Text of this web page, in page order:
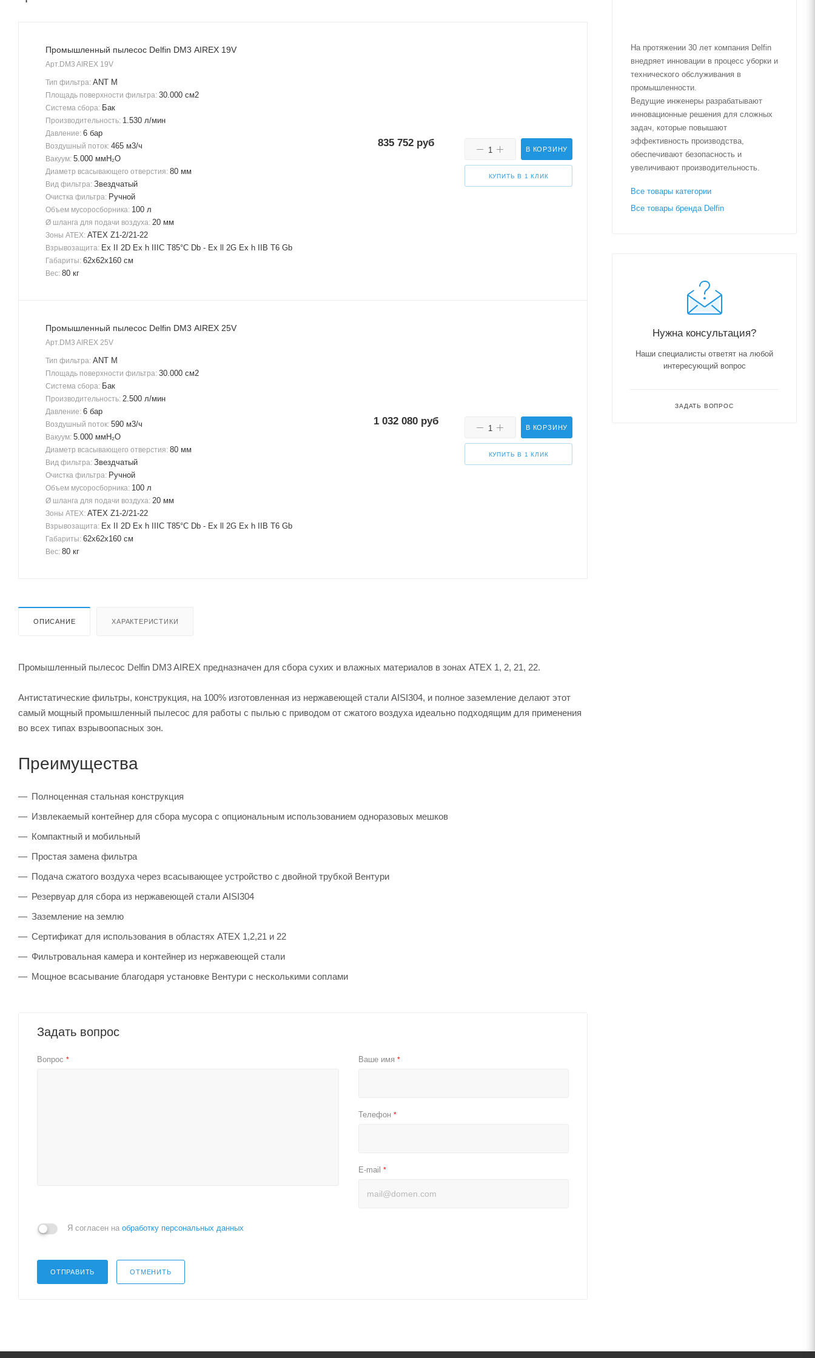
Промышленный пылесос Delfin DM3 AIREX 19V
Арт.DM3 AIREX 19V
Тип фильтра: ANT M
Площадь поверхности фильтра: 30.000 см2
Система сбора: Бак
Производительность: 1.530 л/мин
Давление: 6 бар
Воздушный поток: 465 м3/ч
Вакуум: 5.000 ммH₂O
Диаметр всасывающего отверстия: 80 мм
Вид фильтра: Звездчатый
Очистка фильтра: Ручной
Объем мусоросборника: 100 л
Ø шланга для подачи воздуха: 20 мм
Зоны ATEX: ATEX Z1-2/21-22
Взрывозащита: Ex II 2D Ex h IIIC T85°C Db - Ex ll 2G Ex h IIB T6 Gb
Габариты: 62x62x160 см
Вес: 80 кг
835 752руб
В КОРЗИНУ
КУПИТЬ В 1 КЛИК
Промышленный пылесос Delfin DM3 AIREX 25V
Арт.DM3 AIREX 25V
Тип фильтра: ANT M
Площадь поверхности фильтра: 30.000 см2
Система сбора: Бак
Производительность: 2.500 л/мин
Давление: 6 бар
Воздушный поток: 590 м3/ч
Вакуум: 5.000 ммH₂O
Диаметр всасывающего отверстия: 80 мм
Вид фильтра: Звездчатый
Очистка фильтра: Ручной
Объем мусоросборника: 100 л
Ø шланга для подачи воздуха: 20 мм
Зоны ATEX: ATEX Z1-2/21-22
Взрывозащита: Ex II 2D Ex h IIIC T85°C Db - Ex ll 2G Ex h IIB T6 Gb
Габариты: 62x62x160 см
Вес: 80 кг
1 032 080руб
В КОРЗИНУ
КУПИТЬ В 1 КЛИК
ОПИСАНИЕ ХАРАКТЕРИСТИКИ
Промышленный пылесос Delfin DM3 AIREX предназначен для сбора сухих и влажных материалов в зонах ATEX 1, 2, 21, 22.
Антистатические фильтры, конструкция, на 100% изготовленная из нержавеющей стали AISI304, и полное заземление делают этот
самый мощный промышленный пылесос для работы с пылью с приводом от сжатого воздуха идеально подходящим для применения
во всех типах взрывоопасных зон.
Преимущества
Полноценная стальная конструкция
Извлекаемый контейнер для сбора мусора с опциональным использованием одноразовых мешков
Компактный и мобильный
Простая замена фильтра
Подача сжатого воздуха через всасывающее устройство с двойной трубкой Вентури
Резервуар для сбора из нержавеющей стали AISI304
Заземление на землю
Сертификат для использования в областях ATEX 1,2,21 и 22
Фильтровальная камера и контейнер из нержавеющей стали
Мощное всасывание благодаря установке Вентури с несколькими соплами
Задать вопрос
Вопрос * Ваше имя*
Телефон*
E-mail*
Я согласен на обработку персональных данных
ОТПРАВИТЬ ОТМЕНИТЬ
На протяжении 30 лет компания Delfin
внедряет инновации в процесс уборки и
технического обслуживания в
промышленности.
Ведущие инженеры разрабатывают
инновационные решения для сложных
задач, которые повышают
эффективность производства,
обеспечивают безопасность и
увеличивают производительность.
Все товары категории
Все товары бренда Delfin
Нужна консультация?
Наши специалисты ответят на любой
интересующий вопрос
ЗАДАТЬ ВОПРОС